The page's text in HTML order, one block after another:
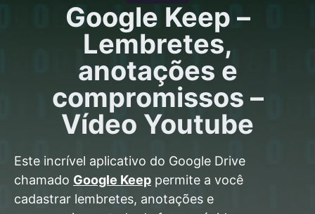
Google Keep –
Lembretes,
anotações e
compromissos –
Vídeo Youtube
Este incrível aplicativo do Google Drive
chamado Google Keep permite a você
cadastrar lembretes, anotações e